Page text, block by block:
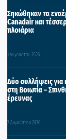
Σηκώθηκαν τα
Canadair και
πλοιάρια
1 Αυγούστου 2026
Δύο συλλήψεις για
στη Βοιωτία –
έρευνας
2 Αυγούστου 2026